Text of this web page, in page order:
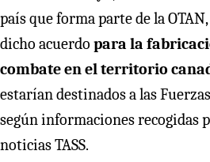
país que forma parte de la
dicho acuerdo para la
combate en el territorio
estarían destinados a las
según informaciones recogidas
noticias TASS.